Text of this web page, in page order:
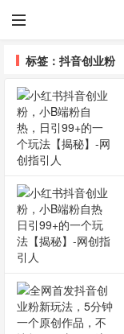
标签：抖音创业粉